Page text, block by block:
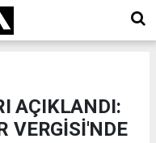
AÇIKLANDI:
VERGİSİ'NDE